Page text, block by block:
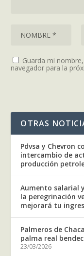
Guarda mi
navegador para la
OTRAS
Pdvsa y Chevron
intercambio de
producción
Aumento salarial
la peregrinación
mejorará tu
Palmeros de
palma real
23/03/2026